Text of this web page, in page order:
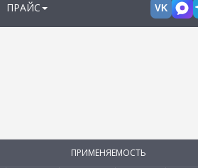
ПРАЙС VK
ПРИМЕНЯЕМОСТЬ